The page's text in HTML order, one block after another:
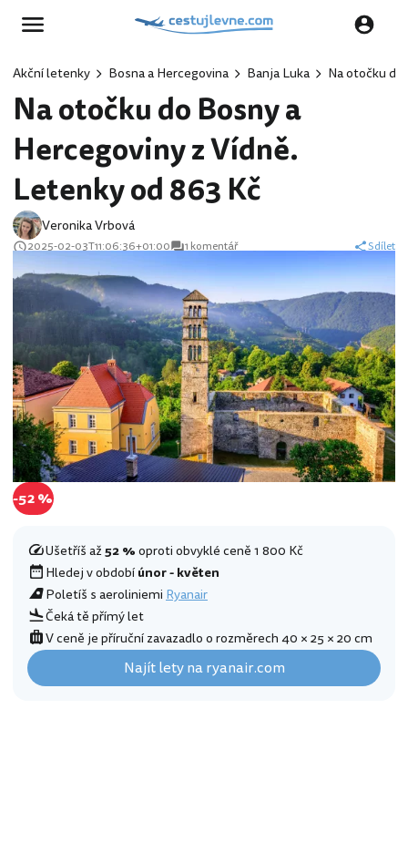
Akční letenky Bosna a Hercegovina Banja Luka Na otočku do
Na otočku do Bosny a
Hercegoviny z Vídně.
Letenky od 863 Kč
Veronika Vrbová
2025-02-03T11:06:36+01:00 1 komentář Sdílet
-52 %
Ušetříš až52 %oproti obvyklé ceně 1 800 Kč
Hledej v obdobíúnor - květen
Poletíš s aeroliniemiRyanair
Čeká tě přímý let
V ceně je příruční zavazadlo o rozměrech 40 × 25 × 20 cm
Najít lety na ryanair.com